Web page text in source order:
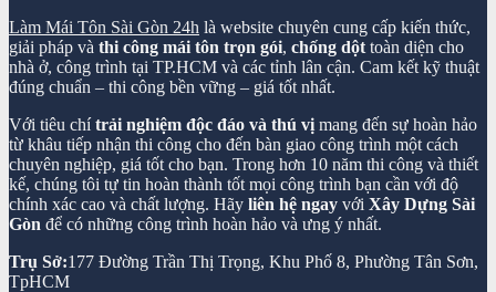
Làm Mái Tôn Sài Gòn 24h là website chuyên cung cấp kiến thức,
giải pháp và thi công mái tôn trọn gói, chống dột toàn diện cho
nhà ở, công trình tại TP.HCM và các tỉnh lân cận. Cam kết kỹ thuật
đúng chuẩn – thi công bền vững – giá tốt nhất.
Với tiêu chítrải nghiệm độc đáo và thú vị mang đến sự hoàn hảo
từ khâu tiếp nhận thi công cho đến bàn giao công trình một cách
chuyên nghiệp, giá tốt cho bạn. Trong hơn 10 năm thi công và thiết
kế, chúng tôi tự tin hoàn thành tốt mọi công trình bạn cần với độ
chính xác cao và chất lượng. Hãy liên hệ ngay với Xây Dựng Sài
Gòn để có những công trình hoàn hảo và ưng ý nhất.
Trụ Sở:177 Đường Trần Thị Trọng, Khu Phố 8, Phường Tân Sơn,
TpHCM